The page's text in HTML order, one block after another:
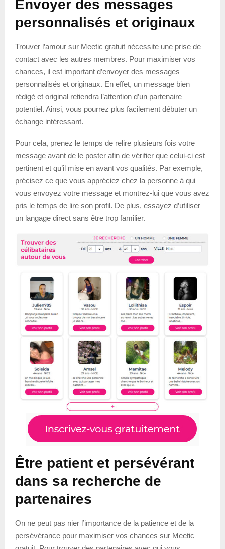
Envoyer des messages
personnalisés et originaux
Trouver l’amour sur Meetic gratuit nécessite une prise de
contact avec les autres membres. Pour maximiser vos
chances, il est important d’envoyer des messages
personnalisés et originaux. En effet, un message bien
rédigé et original retiendra l’attention d’un partenaire
potentiel. Ainsi, vous pourrez plus facilement débuter un
échange intéressant.
Pour cela, prenez le temps de relire plusieurs fois votre
message avant de le poster afin de vérifier que celui-ci est
pertinent et qu’il mise en avant vos qualités. Par exemple,
précisez ce que vous appréciez chez la personne à qui
vous envoyez votre message et montrez-lui que vous avez
pris le temps de lire son profil. De plus, essayez d’utiliser
un langage direct sans être trop familier.
Être patient et persévérant
dans sa recherche de
partenaires
On ne peut pas nier l’importance de la patience et de la
persévérance pour maximiser vos chances sur Meetic